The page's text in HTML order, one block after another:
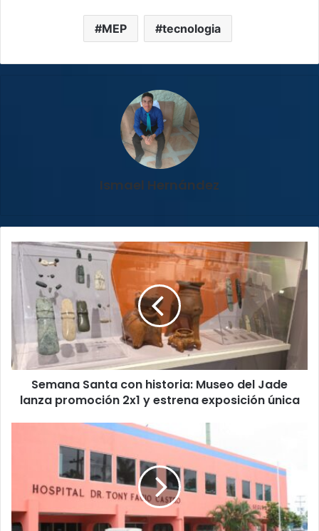
MEP tecnologia
Ismael Hernández
Semana
historia:
Museo
promoción
Semana Santa con historia: Museo del Jade
lanza promoción 2x1 y estrena exposición única
Facio
cirugías